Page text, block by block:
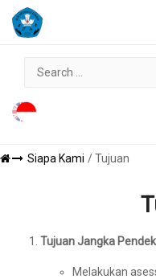
Siapa Kami / Tujuan
Tujuan Jangka Pendek
Melakukan